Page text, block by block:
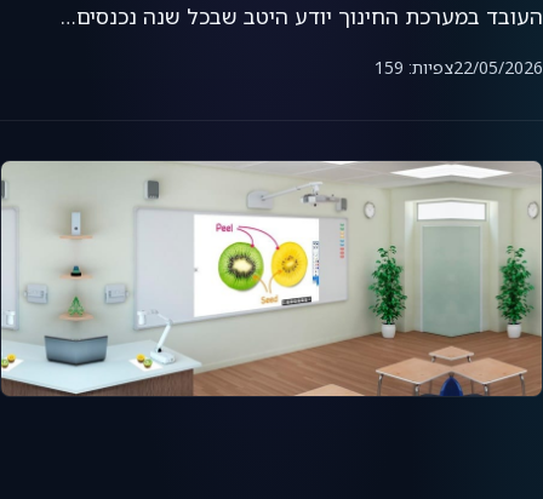
העובד במערכת החינוך יודע היטב שבכל שנה נכנסים…
22/05/2026צפיות: 159